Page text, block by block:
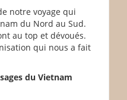
notre voyage qui
du Nord au Sud.
au top et dévoués.
qui nous a fait
du Vietnam